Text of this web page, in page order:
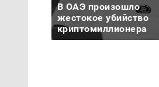
В ОАЭ произошло
жестокое убийство
криптомиллионера